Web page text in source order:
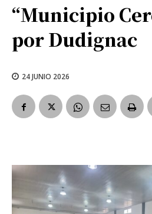
“Municipio
por Dudignac
24 JUNIO 2026